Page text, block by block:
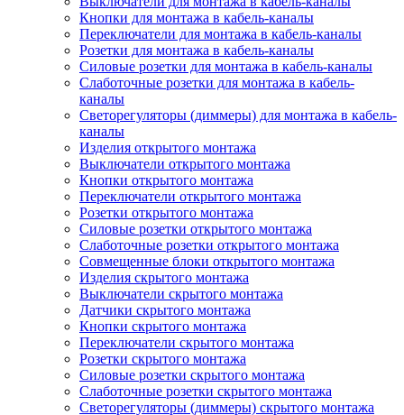
Кнопки для монтажа в кабель-каналы
Переключатели для монтажа в кабель-каналы
Розетки для монтажа в кабель-каналы
Силовые розетки для монтажа в кабель-каналы
Слаботочные розетки для монтажа в кабель-
каналы
Светорегуляторы (диммеры) для монтажа в кабель-
каналы
Изделия открытого монтажа
Выключатели открытого монтажа
Кнопки открытого монтажа
Переключатели открытого монтажа
Розетки открытого монтажа
Силовые розетки открытого монтажа
Слаботочные розетки открытого монтажа
Совмещенные блоки открытого монтажа
Изделия скрытого монтажа
Выключатели скрытого монтажа
Датчики скрытого монтажа
Кнопки скрытого монтажа
Переключатели скрытого монтажа
Розетки скрытого монтажа
Силовые розетки скрытого монтажа
Слаботочные розетки скрытого монтажа
Светорегуляторы (диммеры) скрытого монтажа